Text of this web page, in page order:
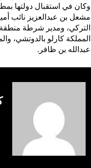
وكان في استقبال دولتها
مشعل بن عبدالعزيز نائب
التركي، ومدير شرطة منطقة
المملكة كارلو بالدوتشي،
عبدالله بن ظافر.